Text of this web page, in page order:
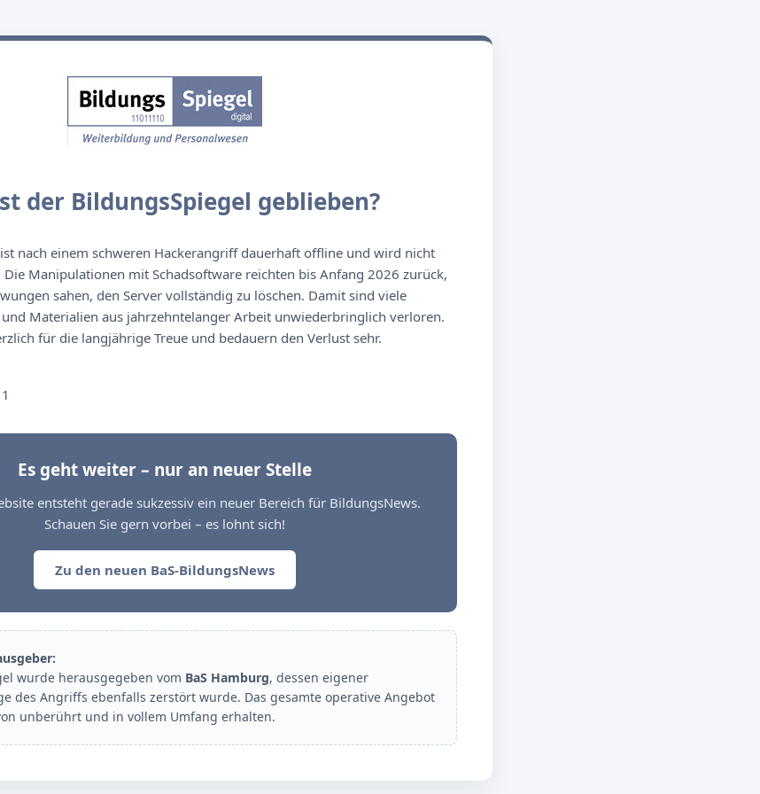
der BildungsSpiegel geblieben?
nach einem schweren Hackerangriff dauerhaft offline und wird nicht
Manipulationen mit Schadsoftware reichten bis Anfang 2026 zurück,
sahen, den Server vollständig zu löschen. Damit sind viele
Materialien aus jahrzehntelanger Arbeit unwiederbringlich verloren.
für die langjährige Treue und bedauern den Verlust sehr.
Es geht weiter – nur an neuer Stelle
entsteht gerade sukzessiv ein neuer Bereich für BildungsNews.
Schauen Sie gern vorbei – es lohnt sich!
Zu den neuen BaS-BildungsNews
wurde herausgegeben vom BaS Hamburg, dessen eigener
des Angriffs ebenfalls zerstört wurde. Das gesamte operative Angebot
unberührt und in vollem Umfang erhalten.